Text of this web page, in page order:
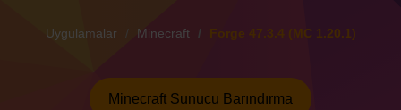
Uygulamalar Minecraft Forge 47.3.4 (MC 1.20.1)
Minecraft Sunucu Barındırma